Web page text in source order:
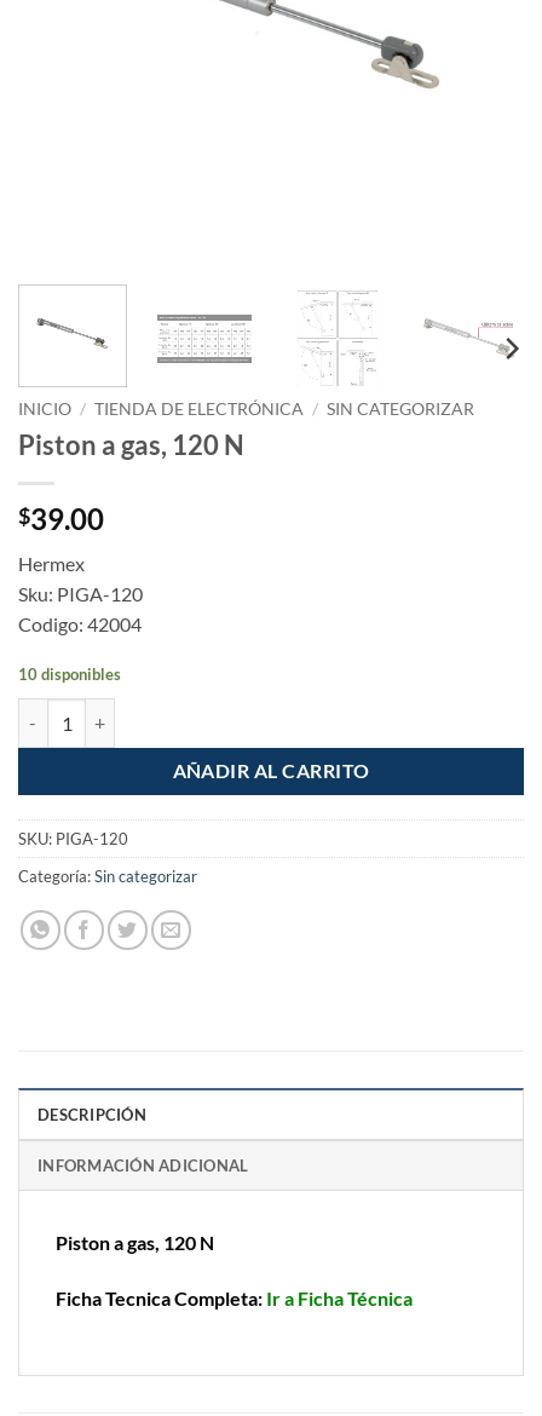
INICIO / TIENDA DE ELECTRÓNICA / SIN CATEGORIZAR
Piston a gas, 120 N
$39.00
Hermex
Sku: PIGA-120
Codigo: 42004
10 disponibles
AÑADIR AL CARRITO
SKU: PIGA-120
Categoría:Sin categorizar
DESCRIPCIÓN
INFORMACIÓN ADICIONAL
Piston a gas, 120 N
Ficha Tecnica Completa: Ir a Ficha Técnica